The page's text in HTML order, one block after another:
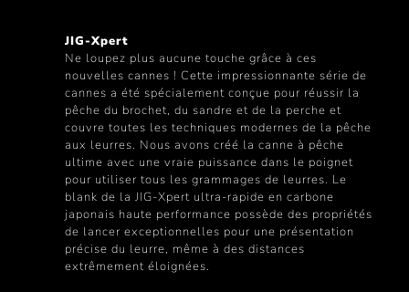
JIG-Xpert
Ne loupez plus aucune touche grâce à ces
nouvelles cannes ! Cette impressionnante série de
cannes a été spécialement conçue pour réussir la
pêche du brochet, du sandre et de la perche et
couvre toutes les techniques modernes de la pêche
aux leurres. Nous avons créé la canne à pêche
ultime avec une vraie puissance dans le poignet
pour utiliser tous les grammages de leurres. Le
blank de la JIG-Xpert ultra-rapide en carbone
japonais haute performance possède des propriétés
de lancer exceptionnelles pour une présentation
précise du leurre, même à des distances
extrêmement éloignées.